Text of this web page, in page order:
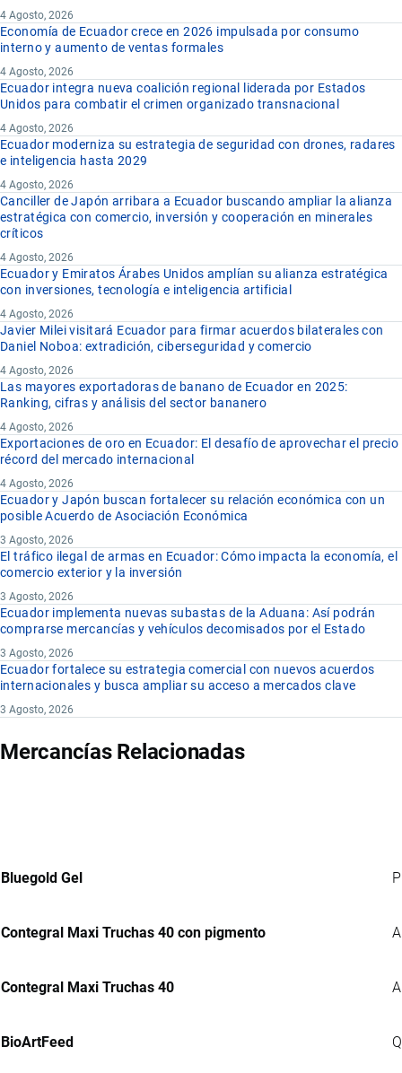
4 Agosto, 2026
Economía de Ecuador crece en 2026 impulsada por consumo
interno y aumento de ventas formales
4 Agosto, 2026
Ecuador integra nueva coalición regional liderada por Estados
Unidos para combatir el crimen organizado transnacional
4 Agosto, 2026
Ecuador moderniza su estrategia de seguridad con drones, radares
e inteligencia hasta 2029
4 Agosto, 2026
Canciller de Japón arribara a Ecuador buscando ampliar la alianza
estratégica con comercio, inversión y cooperación en minerales
críticos
4 Agosto, 2026
Ecuador y Emiratos Árabes Unidos amplían su alianza estratégica
con inversiones, tecnología e inteligencia artificial
4 Agosto, 2026
Javier Milei visitará Ecuador para firmar acuerdos bilaterales con
Daniel Noboa: extradición, ciberseguridad y comercio
4 Agosto, 2026
Las mayores exportadoras de banano de Ecuador en 2025:
Ranking, cifras y análisis del sector bananero
4 Agosto, 2026
Exportaciones de oro en Ecuador: El desafío de aprovechar el precio
récord del mercado internacional
4 Agosto, 2026
Ecuador y Japón buscan fortalecer su relación económica con un
posible Acuerdo de Asociación Económica
3 Agosto, 2026
El tráfico ilegal de armas en Ecuador: Cómo impacta la economía, el
comercio exterior y la inversión
3 Agosto, 2026
Ecuador implementa nuevas subastas de la Aduana: Así podrán
comprarse mercancías y vehículos decomisados por el Estado
3 Agosto, 2026
Ecuador fortalece su estrategia comercial con nuevos acuerdos
internacionales y busca ampliar su acceso a mercados clave
3 Agosto, 2026
Mercancías Relacionadas
Bluegold Gel
Contegral Maxi Truchas 40 con pigmento
Contegral Maxi Truchas 40
BioArtFeed